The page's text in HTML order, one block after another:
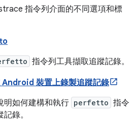
指令列介面的不同選項和標
指令列工具擷取追蹤記錄。
Android 裝置上錄製追蹤記錄
明如何建構和執行 perfetto 指令
錄。